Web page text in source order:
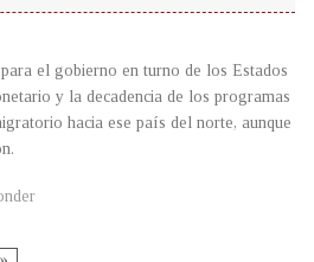
el gobierno en turno de los Estados
y la decadencia de los programas
hacia ese país del norte, aunque